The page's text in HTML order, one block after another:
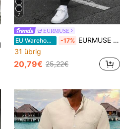
7
EURMUSE
EU Warehouse -17% EURMUSE Herren Set mit Regular Kapuzenpullover mit Buchstaben Aufdruck
31 übrig
20,79€ 25,22€